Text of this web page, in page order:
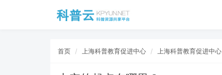
首页 上海科普教育促进中心 上海科普教育促进中心